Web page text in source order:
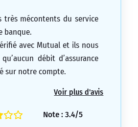
très mécontents du service
banque.
avec Mutual et ils nous
débit d’assurance
sur notre compte.
pas redevables de taxes à
2022.
Voir plus d'avis
Note : 3.4/5